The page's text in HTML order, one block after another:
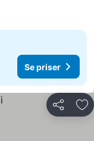
Se priser
Del